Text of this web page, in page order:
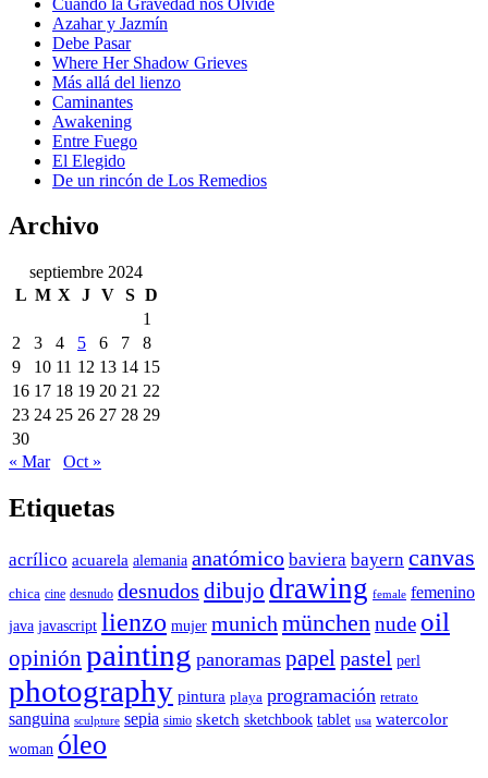
Azahar y Jazmín
Debe Pasar
Where Her Shadow Grieves
Más allá del lienzo
Caminantes
Awakening
Entre Fuego
El Elegido
De un rincón de Los Remedios
Archivo
septiembre 2024
L M X J V S D
1
2
3 4 5 6 7
8
9
10 11 12 13 14 15
16 17 18 19 20 21 22
23 24 25 26 27 28 29
30
« Mar
Oct »
Etiquetas
acrílico acuarela alemania anatómico baviera bayern canvas
chica cine desnudo desnudos dibujo drawing female femenino
java javascript lienzo mujer munich münchennude oil
opinión painting panoramas papelpastel perl
photography pintura playa programación retrato
sanguina sculpture sepia simio sketch sketchbook tablet usa watercolor
woman óleo